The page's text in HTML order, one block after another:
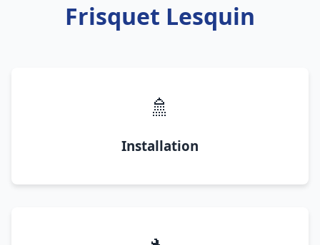
Frisquet Lesquin
🚿
Installation